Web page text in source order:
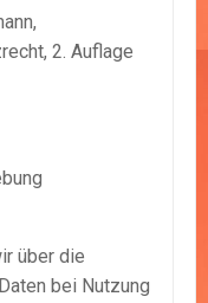
2. Auflage
über die
bei Nutzung